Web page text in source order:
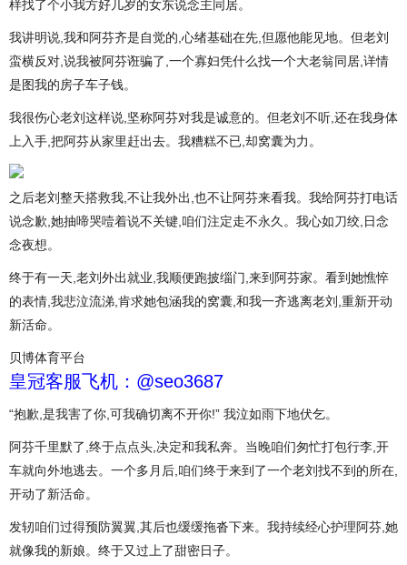
样找了个小我方好几岁的女东说念主同居。
我讲明说,我和阿芬齐是自觉的,心绪基础在先,但愿他能见地。但老刘
蛮横反对,说我被阿芬诳骗了,一个寡妇凭什么找一个大老翁同居,详情
是图我的房子车子钱。
我很伤心老刘这样说,坚称阿芬对我是诚意的。但老刘不听,还在我身体
上入手,把阿芬从家里赶出去。我糟糕不已,却窝囊为力。
之后老刘整天搭救我,不让我外出,也不让阿芬来看我。我给阿芬打电话
说念歉,她抽啼哭噎着说不关键,咱们注定走不永久。我心如刀绞,日念
念夜想。
终于有一天,老刘外出就业,我顺便跑披缁门,来到阿芬家。看到她憔悴
的表情,我悲泣流涕,肯求她包涵我的窝囊,和我一齐逃离老刘,重新开动
新活命。
贝博体育平台
皇冠客服飞机：@seo3687
“抱歉,是我害了你,可我确切离不开你!” 我泣如雨下地伏乞。
阿芬千里默了,终于点点头,决定和我私奔。当晚咱们匆忙打包行李,开
车就向外地逃去。一个多月后,咱们终于来到了一个老刘找不到的所在,
开动了新活命。
发轫咱们过得预防翼翼,其后也缓缓拖沓下来。我持续经心护理阿芬,她
就像我的新娘。终于又过上了甜密日子。